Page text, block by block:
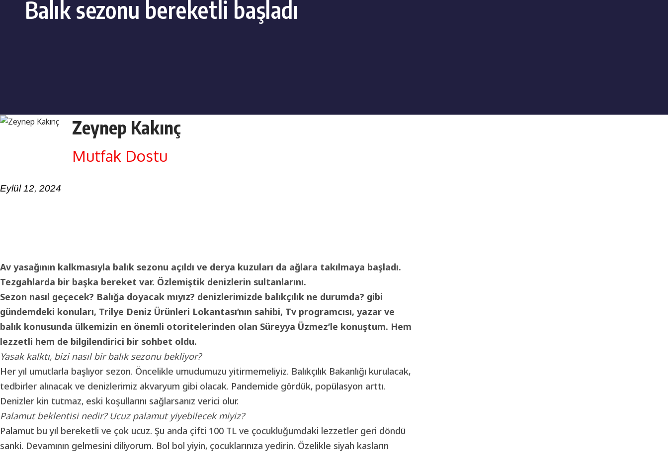
Balık sezonu bereketli başladı
Zeynep Kakınç
Mutfak Dostu
Eylül 12, 2024
Av yasağının kalkmasıyla balık sezonu açıldı ve derya kuzuları da ağlara takılmaya başladı.
Tezgahlarda bir başka bereket var. Özlemiştik denizlerin sultanlarını.
Sezon nasıl geçecek? Balığa doyacak mıyız? denizlerimizde balıkçılık ne durumda? gibi
gündemdeki konuları, Trilye Deniz Ürünleri Lokantası’nın sahibi, Tv programcısı, yazar ve
balık konusunda ülkemizin en önemli otoritelerinden olan Süreyya Üzmez’le konuştum. Hem
lezzetli hem de bilgilendirici bir sohbet oldu.
Yasak kalktı, bizi nasıl bir balık sezonu bekliyor?
Her yıl umutlarla başlıyor sezon. Öncelikle umudumuzu yitirmemeliyiz. Balıkçılık Bakanlığı kurulacak,
tedbirler alınacak ve denizlerimiz akvaryum gibi olacak. Pandemide gördük, popülasyon arttı.
Denizler kin tutmaz, eski koşullarını sağlarsanız verici olur.
Palamut beklentisi nedir? Ucuz palamut yiyebilecek miyiz?
Palamut bu yıl bereketli ve çok ucuz. Şu anda çifti 100 TL ve çocukluğumdaki lezzetler geri döndü
sanki. Devamının gelmesini diliyorum. Bol bol yiyin, çocuklarınıza yedirin. Özelikle siyah kasların